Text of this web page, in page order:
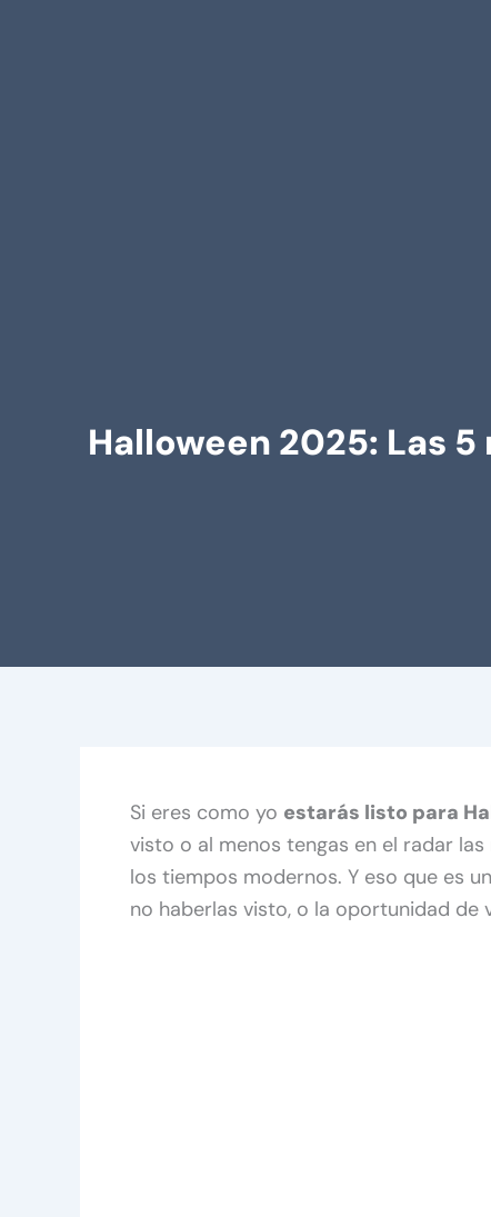
Halloween 2025: Las
Si eres como yo estarás listo para
visto o al menos tengas en el radar
los tiempos modernos. Y eso que es
no haberlas visto, o la oportunidad de